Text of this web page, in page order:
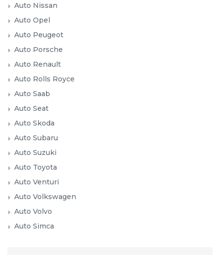
Auto Nissan
Auto Opel
Auto Peugeot
Auto Porsche
Auto Renault
Auto Rolls Royce
Auto Saab
Auto Seat
Auto Skoda
Auto Subaru
Auto Suzuki
Auto Toyota
Auto Venturi
Auto Volkswagen
Auto Volvo
Auto Simca